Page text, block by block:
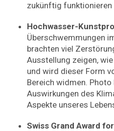
zukünftig funktionieren
Hochwasser-
Überschwemmungen
brachten viel
Ausstellung zeigen,
und wird dieser Form
Bereich widmen.
Auswirkungen des
Aspekte unseres
Swiss Grand Award